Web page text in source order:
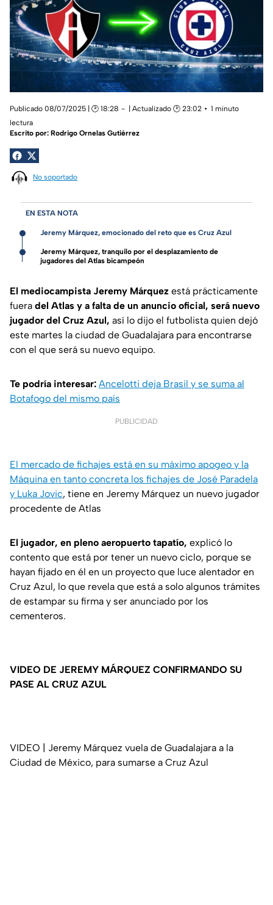
Publicado 08/07/2025 | 🕑 18:28 | Actualizado 🕑 23:02
1 minuto
lectura
Escrito por: Rodrigo Ornelas Gutiérrez
No soportado
EN ESTA NOTA
Jeremy Márquez, emocionado del reto que es Cruz Azul
Jeremy Márquez, tranquilo por el desplazamiento de
jugadores del Atlas bicampeón
El mediocampista Jeremy Márquez está prácticamente
fuera del Atlas y a falta de un anuncio oficial, será nuevo
jugador del Cruz Azul, así lo dijo el futbolista quien dejó
este martes la ciudad de Guadalajara para encontrarse
con el que será su nuevo equipo.
Te podría interesar: Ancelotti deja Brasil y se suma al
Botafogo del mismo país
PUBLICIDAD
El mercado de fichajes está en su máximo apogeo y la
Máquina en tanto concreta los fichajes de José Paradela
y Luka Jovic, tiene en Jeremy Márquez un nuevo jugador
procedente de Atlas
El jugador, en pleno aeropuerto tapatío, explicó lo
contento que está por tener un nuevo ciclo, porque se
hayan fijado en él en un proyecto que luce alentador en
Cruz Azul, lo que revela que está a solo algunos trámites
de estampar su firma y ser anunciado por los
cementeros.
VIDEO DE JEREMY MÁRQUEZ CONFIRMANDO SU
PASE AL CRUZ AZUL
VIDEO | Jeremy Márquez vuela de Guadalajara a la
Ciudad de México, para sumarse a Cruz Azul